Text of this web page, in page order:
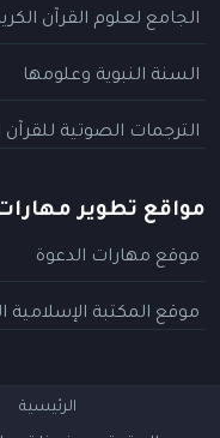
الجامع لعلوم القرآن
السنة النبوية وعلومها
الترجمات الصوتية للقرآن
مواقع تطوير
موقع مهارات الدعوة
موقع المكتبة الإسلامية
الرئيسية